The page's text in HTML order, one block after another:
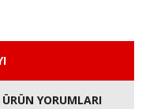
ÜRÜN YORUMLARI